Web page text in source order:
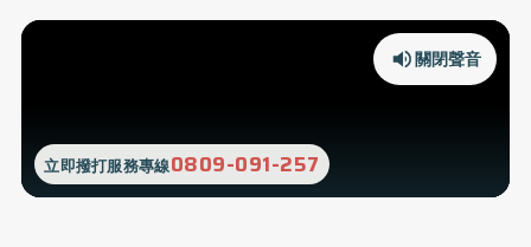
立即撥打服務專線0809-091-257
關閉聲音